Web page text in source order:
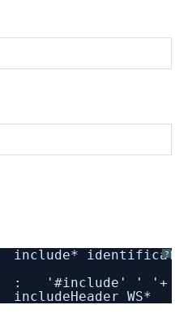
?
: '#include' ' '+
WS* ->